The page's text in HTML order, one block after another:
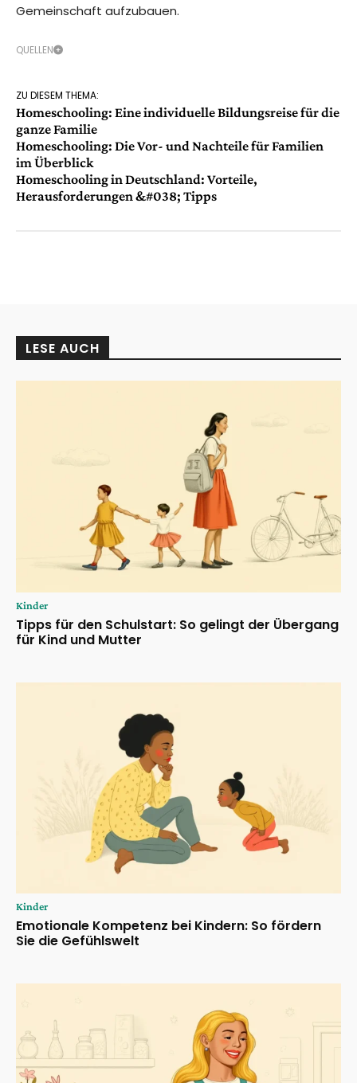
Gemeinschaft aufzubauen.
QUELLEN
ZU DIESEM THEMA:
Homeschooling: Eine individuelle Bildungsreise für die
ganze Familie
Homeschooling: Die Vor- und Nachteile für Familien
im Überblick
Homeschooling in Deutschland: Vorteile,
Herausforderungen &#038; Tipps
LESE AUCH
Kinder
Tipps für den Schulstart: So gelingt der Übergang
für Kind und Mutter
Kinder
Emotionale Kompetenz bei Kindern: So fördern
Sie die Gefühlswelt